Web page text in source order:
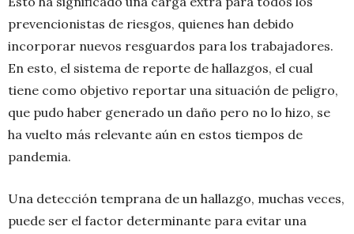
prevencionistas de riesgos, quienes han debido
incorporar nuevos resguardos para los trabajadores.
En esto, el sistema de reporte de hallazgos, el cual
tiene como objetivo reportar una situación de peligro,
que pudo haber generado un daño pero no lo hizo, se
ha vuelto más relevante aún en estos tiempos de
pandemia.
Una detección temprana de un hallazgo, muchas veces,
puede ser el factor determinante para evitar una